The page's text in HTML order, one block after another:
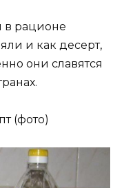
в рационе
и как десерт,
они славятся
(фото)